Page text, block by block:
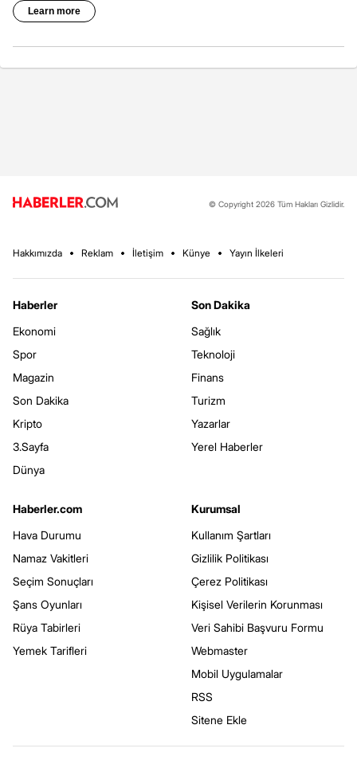
© Copyright 2026 Tüm Hakları Gizlidir.
Hakkımızda Reklam İletişim Künye Yayın İlkeleri
Haberler
Ekonomi
Spor
Magazin
Son Dakika
Kripto
3.Sayfa
Dünya
Son Dakika
Sağlık
Teknoloji
Finans
Turizm
Yazarlar
Yerel Haberler
Haberler.com
Hava Durumu
Namaz Vakitleri
Seçim Sonuçları
Şans Oyunları
Rüya Tabirleri
Yemek Tarifleri
Kurumsal
Kullanım Şartları
Gizlilik Politikası
Çerez Politikası
Kişisel Verilerin Korunması
Veri Sahibi Başvuru Formu
Webmaster
Mobil Uygulamalar
RSS
Sitene Ekle